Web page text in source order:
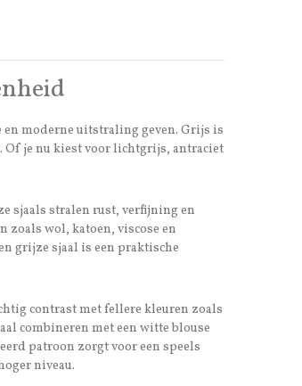
moderne uitstraling geven. Grijs is
Of je nu kiest voor lichtgrijs, antraciet
sjaals stralen rust, verfijning en
zoals wol, katoen, viscose en
grijze sjaal is een praktische
contrast met fellere kleuren zoals
combineren met een witte blouse
patroon zorgt voor een speels
niveau.